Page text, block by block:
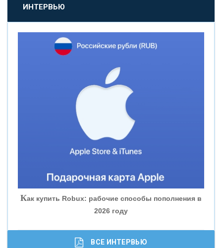
«ПРОМСВЯЗЬБАНК»
«НОВИКОМБАНК»
«ВНЕШПРОМБАНК»
«БАНК ГЛОБЭКС»
«СОВКОМБАНК»
«ГАЗПРОМБАНК»
ИНТЕРВЬЮ
Как купить Robux: рабочие способы пополнения в
2026 году
ВСЕ ИНТЕРВЬЮ